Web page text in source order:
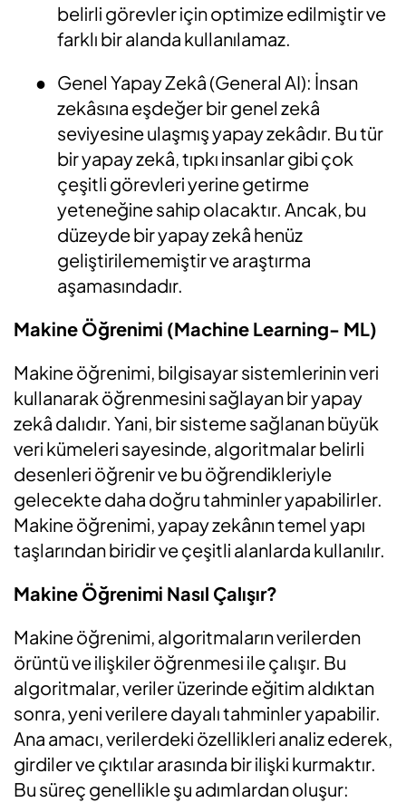
belirli görevler için optimize edilmiştir ve
farklı bir alanda kullanılamaz.
● Genel Yapay Zekâ (General AI): İnsan
zekâsına eşdeğer bir genel zekâ
seviyesine ulaşmış yapay zekâdır. Bu tür
bir yapay zekâ, tıpkı insanlar gibi çok
çeşitli görevleri yerine getirme
yeteneğine sahip olacaktır. Ancak, bu
düzeyde bir yapay zekâ henüz
geliştirilememiştir ve araştırma
aşamasındadır.
Makine Öğrenimi (Machine Learning- ML)
Makine öğrenimi, bilgisayar sistemlerinin veri
kullanarak öğrenmesini sağlayan bir yapay
zekâ dalıdır. Yani, bir sisteme sağlanan büyük
veri kümeleri sayesinde, algoritmalar belirli
desenleri öğrenir ve bu öğrendikleriyle
gelecekte daha doğru tahminler yapabilirler.
Makine öğrenimi, yapay zekânın temel yapı
taşlarından biridir ve çeşitli alanlarda kullanılır.
Makine Öğrenimi Nasıl Çalışır?
Makine öğrenimi, algoritmaların verilerden
örüntü ve ilişkiler öğrenmesi ile çalışır. Bu
algoritmalar, veriler üzerinde eğitim aldıktan
sonra, yeni verilere dayalı tahminler yapabilir.
Ana amacı, verilerdeki özellikleri analiz ederek,
girdiler ve çıktılar arasında bir ilişki kurmaktır.
Bu süreç genellikle şu adımlardan oluşur: